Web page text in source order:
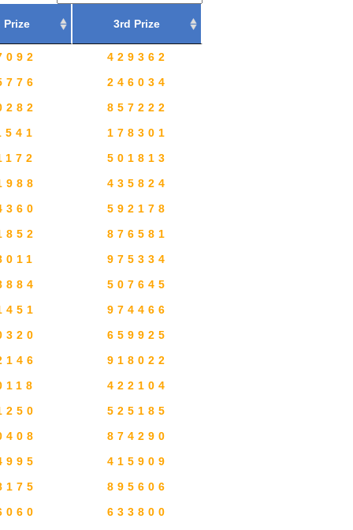
Prize 3rd Prize
429362
246034
857222
178301
501813
435824
592178
876581
975334
507645
974466
659925
918022
422104
525185
874290
415909
895606
633800